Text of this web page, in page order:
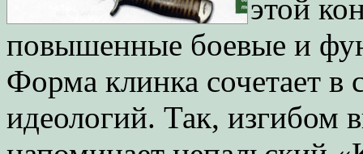
этой
повышенные боевые и
Форма клинка сочетает в
идеологий. Так, изгибом